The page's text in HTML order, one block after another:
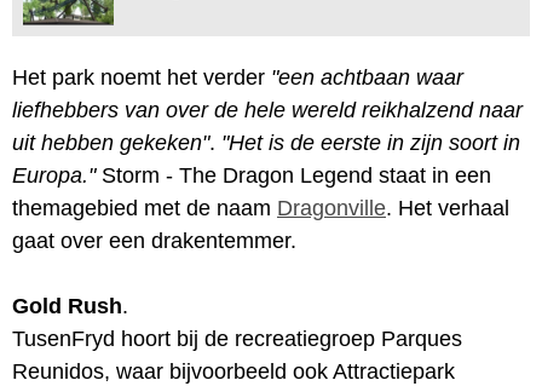
Het park noemt het verder "een achtbaan waar
liefhebbers van over de hele wereld reikhalzend naar
uit hebben gekeken". "Het is de eerste in zijn soort in
Europa."Storm - The Dragon Legend staat in een
themagebied met de naam Dragonville. Het verhaal
gaat over een drakentemmer.
Gold Rush.
TusenFryd hoort bij de recreatiegroep Parques
Reunidos, waar bijvoorbeeld ook Attractiepark